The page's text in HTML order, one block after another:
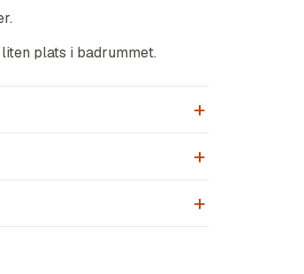
plats i badrummet.